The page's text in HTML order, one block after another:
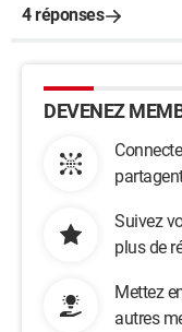
4 réponses
DEVENEZ
Suivez
plus de
Mettez
autres